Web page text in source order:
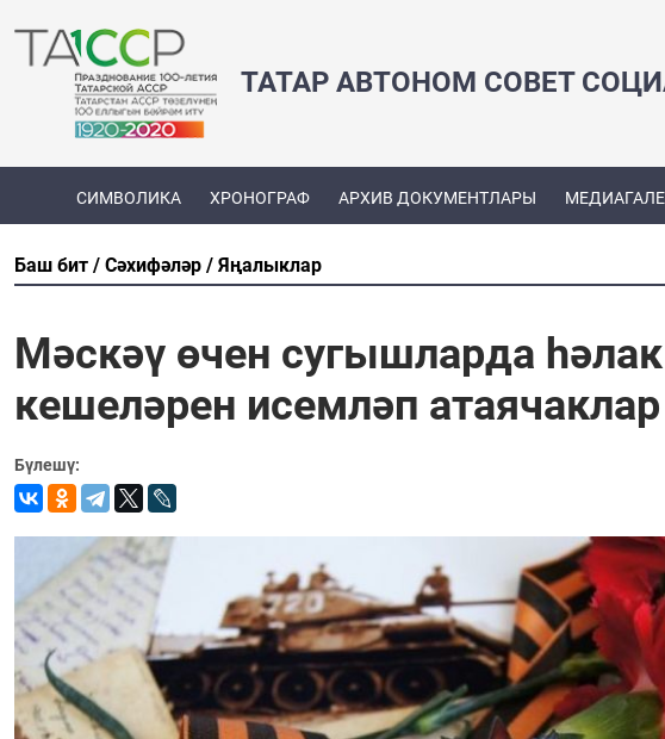
ТАТАР АВТОНОМ СОВЕТ
СИМВОЛИКА ХРОНОГРАФ АРХИВ ДОКУМЕНТЛАРЫ
Баш бит Сәхифәләр Яңалыклар
Мәскәү өчен сугышларда
кешеләрен исемләп атаячаклар
Бүлешү: